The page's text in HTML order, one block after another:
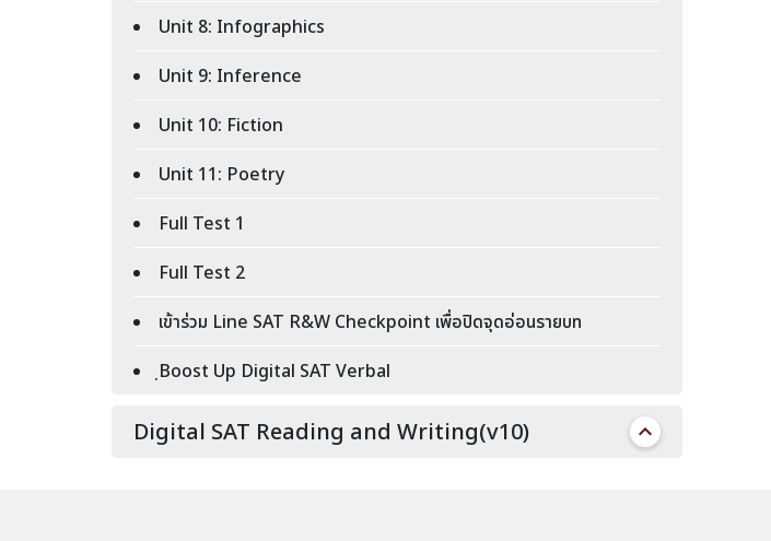
Unit 8: Infographics
Unit 9: Inference
Unit 10: Fiction
Unit 11: Poetry
Full Test 1
Full Test 2
เข้าร่วม Line SAT R&W Checkpoint เพื่อปิดจุดอ่อนรายบท
ฺBoost Up Digital SAT Verbal
Digital SAT Reading and Writing(v10)